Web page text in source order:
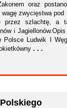
oraz
zwycięstwa
przez szlachtę, a
i
Polsce Ludwik I
. . .